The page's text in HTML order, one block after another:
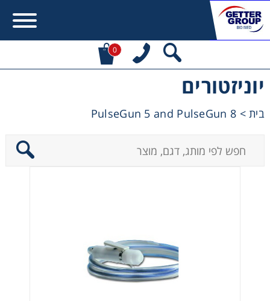
0
יוניזטורים
בית>
PulseGun 5 and PulseGun 8
Contact form not found.
Centrifuges